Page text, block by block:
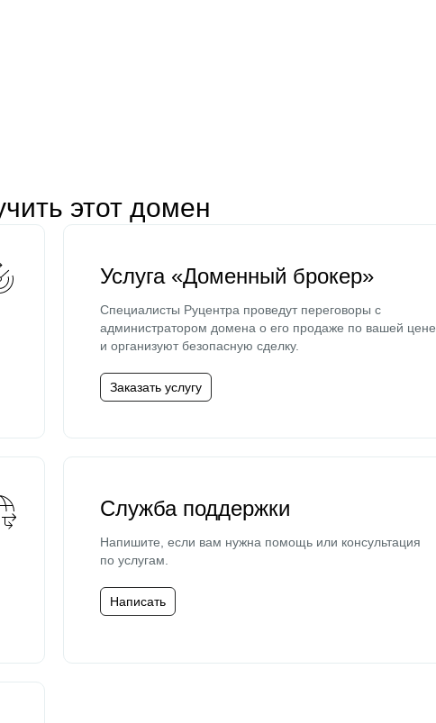
этот домен
Услуга «Доменный брокер»
Специалисты Руцентра проведут переговоры с
администратором домена о его продаже по вашей цене
и организуют безопасную сделку.
Заказать услугу
Служба поддержки
Напишите, если вам нужна помощь или консультация
по услугам.
Написать